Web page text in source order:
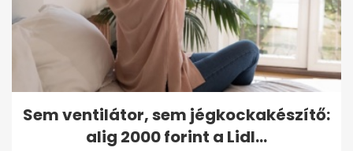
Sem ventilátor, sem jégkockakészítő:
alig 2000 forint a Lidl...